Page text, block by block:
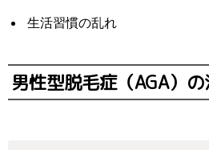
生活習慣の乱れ
男性型脱毛症（AGA）